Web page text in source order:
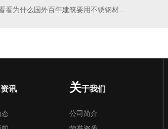
来看看为什么国外百年建筑要用不锈钢材质？
讯
态
关于我们
公司简介